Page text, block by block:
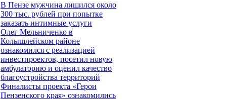
В Пензе мужчина лишился около
300 тыс. рублей при попытке
заказать интимные услуги
Олег Мельниченко в
Колышлейском районе
ознакомился с реализацией
инвестпроектов, посетил новую
амбулаторию и оценил качество
благоустройства территорий
Финалисты проекта «Герои
Пензенского края» ознакомились